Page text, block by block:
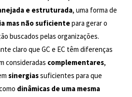
e estruturada, uma forma de
mas não suficientepara gerar o
buscados pelas organizações.
claro que GC e EC têm diferenças
consideradas complementares,
sinergiassuficientes para que
dinâmicas de uma mesma